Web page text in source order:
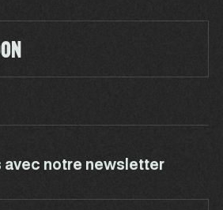
avec notre newsletter